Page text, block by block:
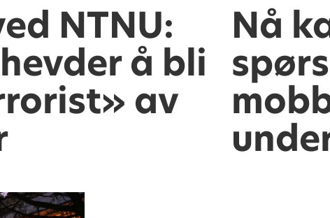
NTNU:
å bli
av
Nå